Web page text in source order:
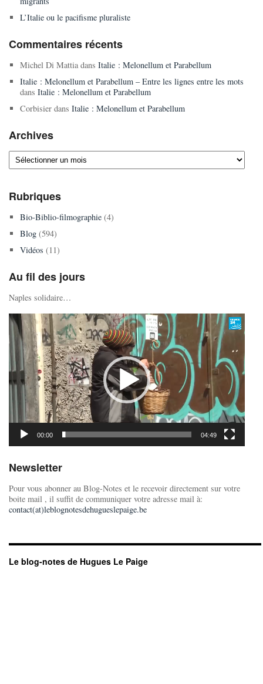
L’Italie ou le pacifisme pluraliste
Commentaires récents
Michel Di Mattiadans Italie : Melonellum et Parabellum
Italie : Melonellum et Parabellum – Entre les lignes entre les mots
dans Italie : Melonellum et Parabellum
Corbisierdans Italie : Melonellum et Parabellum
Archives
Archives
Rubriques
Bio-Biblio-filmographie(4)
Blog(594)
Vidéos (11)
Au fil des jours
Naples solidaire…
Lecteur
vidéo
00:00 04:49
Newsletter
Pour vous abonner au Blog-Notes et le recevoir directement sur votre
boite mail , il suffit de communiquer votre adresse mail à:
contact(at)leblognotesdehugueslepaige.be
Le blog-notes de Hugues Le Paige